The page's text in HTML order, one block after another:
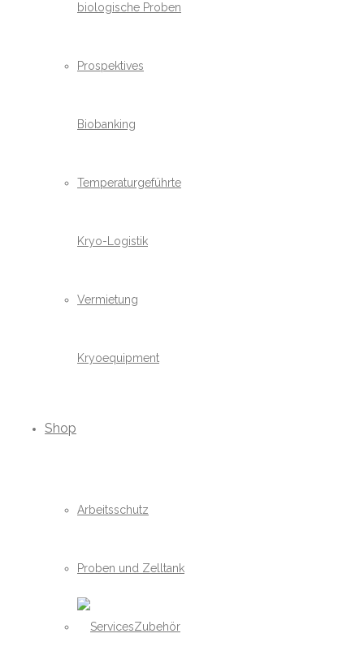
biologische Proben
Prospektives
Biobanking
Temperaturgeführte
Kryo-Logistik
Vermietung
Kryoequipment
Shop
Arbeitsschutz
Proben und Zelltank
Zubehör